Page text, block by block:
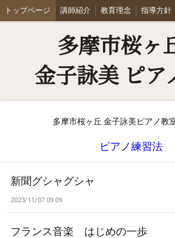
トップページ 講師紹介 教育理念 指導方針
Q & A ブログ リンク集 会員専
多摩市桜ヶ
金子詠美 ピア
多摩市桜ヶ丘 金子詠美ピアノ教
ピアノ練習法
新聞グシャグシャ
2023/11/07 09:09
フランス音楽 はじめの一歩